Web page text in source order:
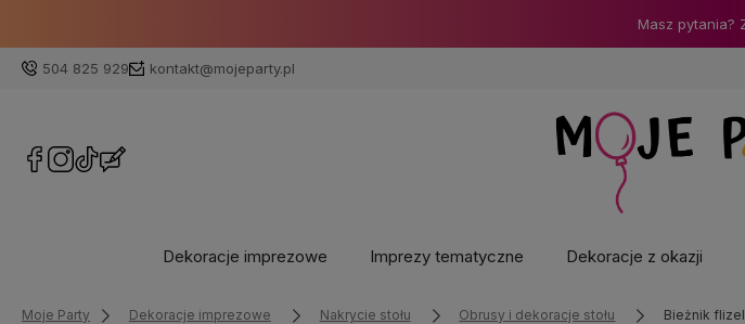
Masz pytania?
504 825 929 kontakt@mojeparty.pl
Dekoracje imprezowe Imprezy tematyczne Dekoracje z okazji
Moje Party Dekoracje imprezowe Nakrycie stołu Obrusy i dekoracje stołu Bieżnik